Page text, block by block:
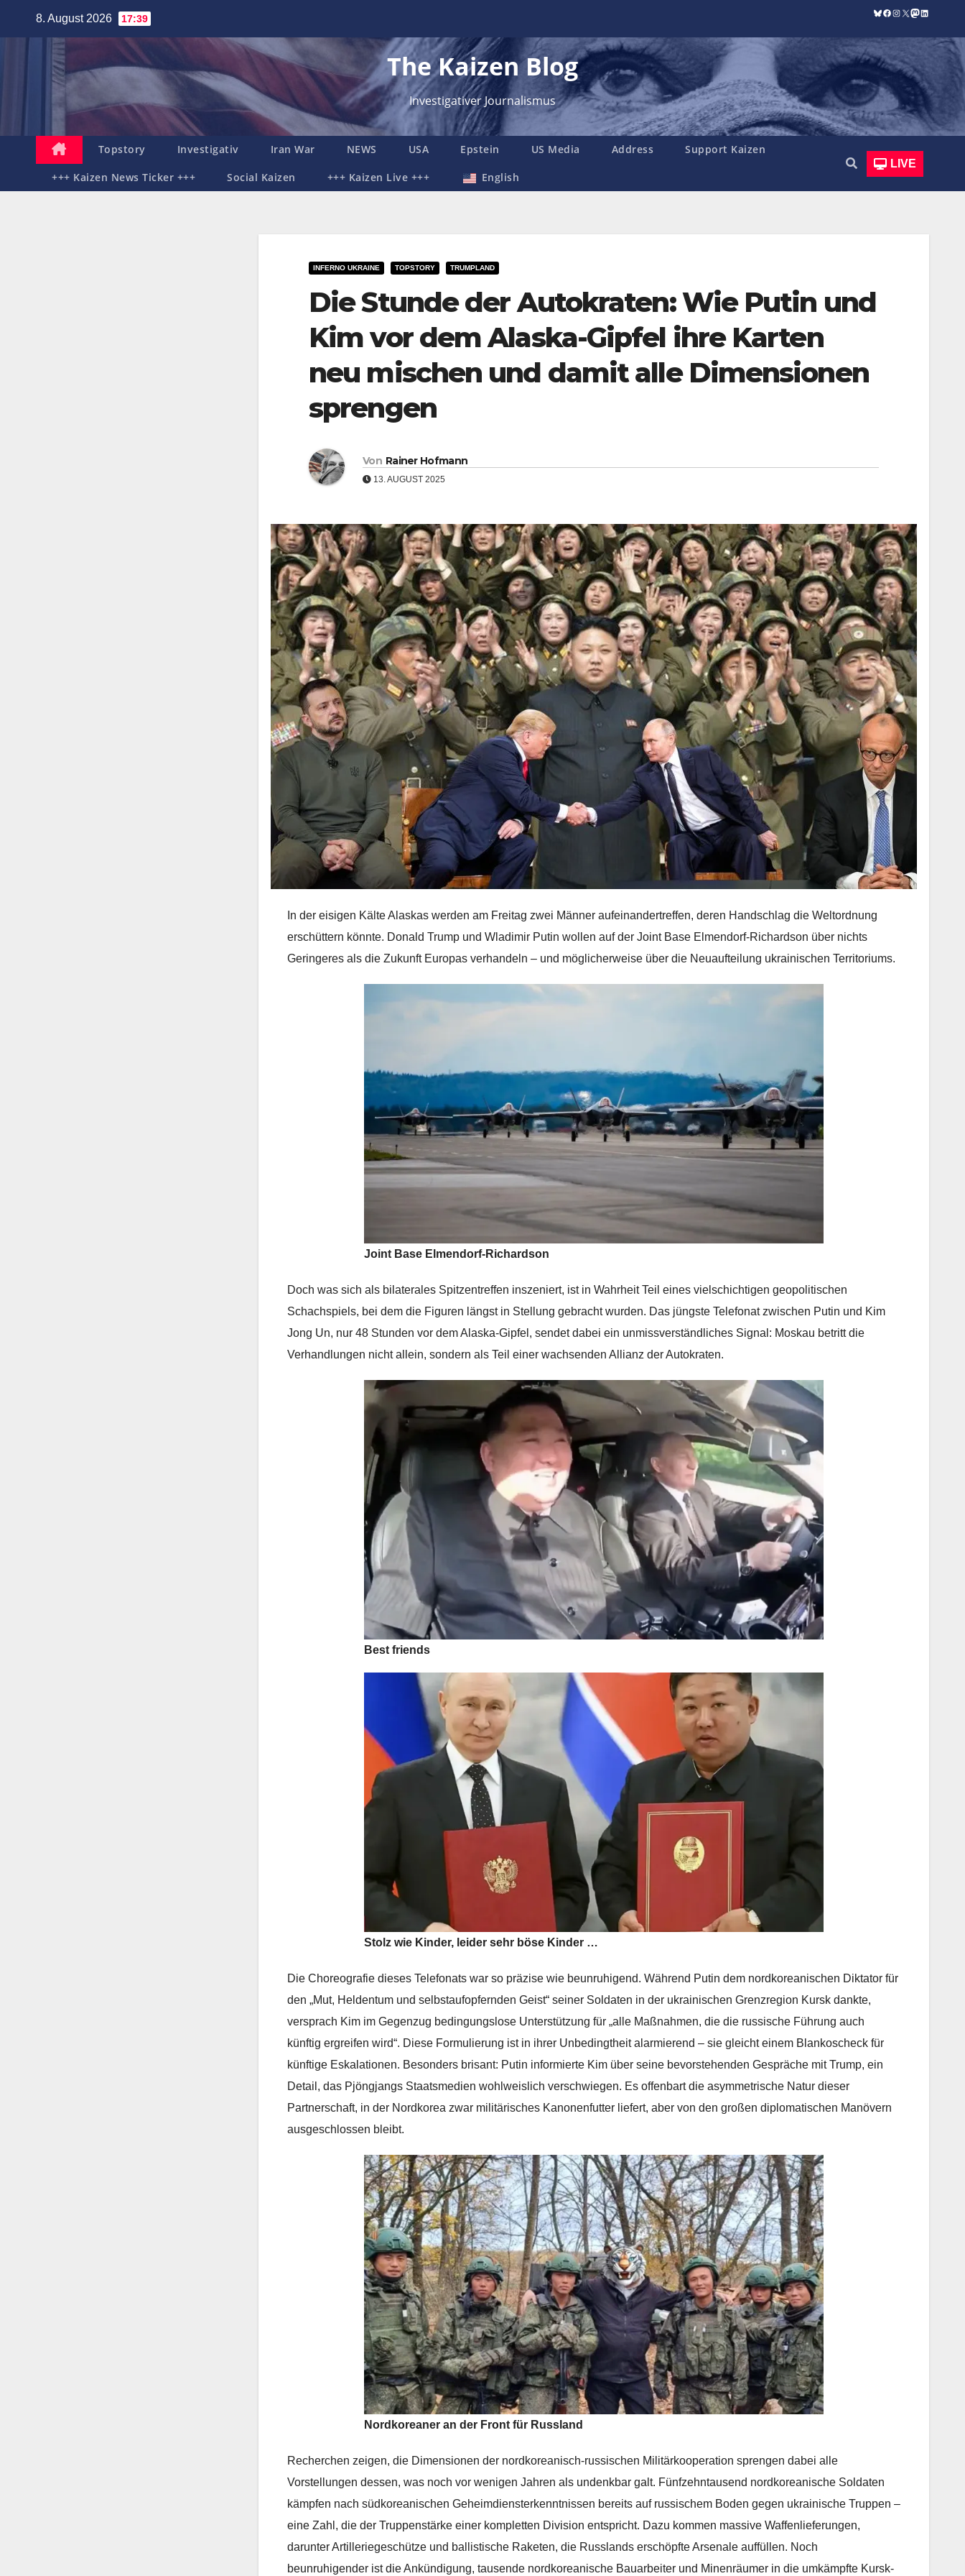
8. August 2026 17:39
Bluesky
Facebook
Instagram
X Mastodon
LinkedIn
The Kaizen Blog
Investigativer Journalismus
Topstory Investigativ Iran War NEWS USA Epstein US Media Address Support Kaizen
+++ Kaizen News Ticker +++ Social Kaizen +++ Kaizen Live +++ English
LIVE
INFERNO UKRAINE TOPSTORY TRUMPLAND
Die Stunde der Autokraten: Wie Putin und
Kim vor dem Alaska-Gipfel ihre Karten
neu mischen und damit alle Dimensionen
sprengen
Von Rainer Hofmann
13. AUGUST 2025
In der eisigen Kälte Alaskas werden am Freitag zwei Männer aufeinandertreffen, deren Handschlag die Weltordnung
erschüttern könnte. Donald Trump und Wladimir Putin wollen auf der Joint Base Elmendorf-Richardson über nichts
Geringeres als die Zukunft Europas verhandeln – und möglicherweise über die Neuaufteilung ukrainischen Territoriums.
Joint Base Elmendorf-Richardson
Doch was sich als bilaterales Spitzentreffen inszeniert, ist in Wahrheit Teil eines vielschichtigen geopolitischen
Schachspiels, bei dem die Figuren längst in Stellung gebracht wurden. Das jüngste Telefonat zwischen Putin und Kim
Jong Un, nur 48 Stunden vor dem Alaska-Gipfel, sendet dabei ein unmissverständliches Signal: Moskau betritt die
Verhandlungen nicht allein, sondern als Teil einer wachsenden Allianz der Autokraten.
Best friends
Stolz wie Kinder, leider sehr böse Kinder …
Die Choreografie dieses Telefonats war so präzise wie beunruhigend. Während Putin dem nordkoreanischen Diktator für
den „Mut, Heldentum und selbstaufopfernden Geist“ seiner Soldaten in der ukrainischen Grenzregion Kursk dankte,
versprach Kim im Gegenzug bedingungslose Unterstützung für „alle Maßnahmen, die die russische Führung auch
künftig ergreifen wird“. Diese Formulierung ist in ihrer Unbedingtheit alarmierend – sie gleicht einem Blankoscheck für
künftige Eskalationen. Besonders brisant: Putin informierte Kim über seine bevorstehenden Gespräche mit Trump, ein
Detail, das Pjöngjangs Staatsmedien wohlweislich verschwiegen. Es offenbart die asymmetrische Natur dieser
Partnerschaft, in der Nordkorea zwar militärisches Kanonenfutter liefert, aber von den großen diplomatischen Manövern
ausgeschlossen bleibt.
Nordkoreaner an der Front für Russland
Recherchen zeigen, die Dimensionen der nordkoreanisch-russischen Militärkooperation sprengen dabei alle
Vorstellungen dessen, was noch vor wenigen Jahren als undenkbar galt. Fünfzehntausend nordkoreanische Soldaten
kämpfen nach südkoreanischen Geheimdiensterkenntnissen bereits auf russischem Boden gegen ukrainische Truppen –
eine Zahl, die der Truppenstärke einer kompletten Division entspricht. Dazu kommen massive Waffenlieferungen,
darunter Artilleriegeschütze und ballistische Raketen, die Russlands erschöpfte Arsenale auffüllen. Noch
beunruhigender ist die Ankündigung, tausende nordkoreanische Bauarbeiter und Minenräumer in die umkämpfte Kursk-